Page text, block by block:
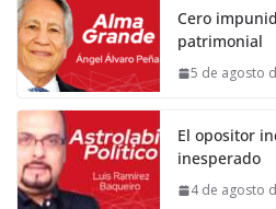
Cero
patrimonial
5 de agosto
El opositor
inesperado
4 de agosto